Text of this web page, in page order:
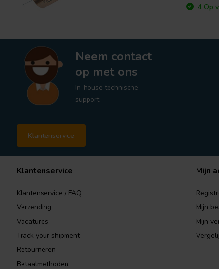
4 Op
Neem contact
op met ons
In-house technische
support
Klantenservice
Klantenservice
Klantenservice / FAQ
Verzending
Vacatures
Track your shipment
Retourneren
Betaalmethoden
Mijn
Mijn
Mijn